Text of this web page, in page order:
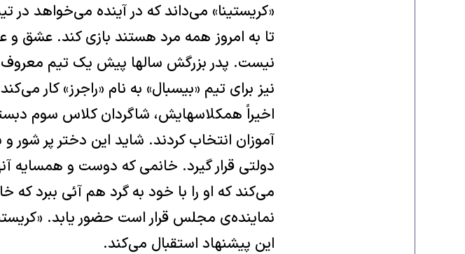
«کریستینا» می‌داند که در آینده می‌خواهد در
تا به امروز همه مرد هستند بازی کند. عشق و
نیست. پدر بزرگش سالها پیش یک تیم معروف
نیز برای تیم «بیسبال» به نام «راجرز» کار
اخیراً همکلاسهایش، شاگردان کلاس سوم
آموزان انتخاب کردند. شاید این دختر پر
دولتی قرار گیرد. خانمی که دوست و همسایه
نماینده‌ی مجلس قرار است حضور یابد.
این پیشنهاد استقبال می‌کند.